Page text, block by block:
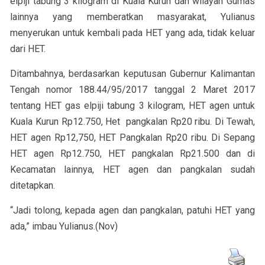
lainnya yang memberatkan masyarakat, Yulianus
menyerukan untuk kembali pada HET yang ada, tidak keluar
dari HET.
Ditambahnya, berdasarkan keputusan Gubernur Kalimantan
Tengah nomor 188.44/95/2017 tanggal 2 Maret 2017
tentang HET gas elpiji tabung 3 kilogram, HET agen untuk
Kuala Kurun Rp12.750, Het pangkalan Rp20 ribu. Di Tewah,
HET agen Rp12,750, HET Pangkalan Rp20 ribu. Di Sepang
HET agen Rp12.750, HET pangkalan Rp21.500 dan di
Kecamatan lainnya, HET agen dan pangkalan sudah
ditetapkan.
“Jadi tolong, kepada agen dan pangkalan, patuhi HET yang
ada,” imbau Yulianus.(Nov)